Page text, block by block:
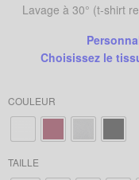
Lavage à 30° (t-shirt
Choisissez le
COULEUR
TAILLE